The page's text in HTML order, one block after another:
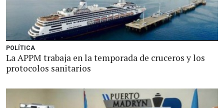
POLÍTICA
La APPM trabaja en la temporada de cruceros y los
protocolos sanitarios